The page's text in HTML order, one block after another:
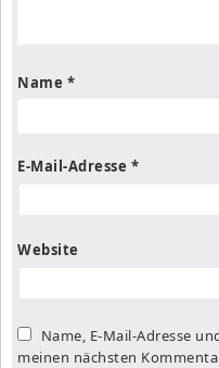
Name *
E-Mail-Adresse *
Website
Name, E-Mail-Adresse
meinen nächsten